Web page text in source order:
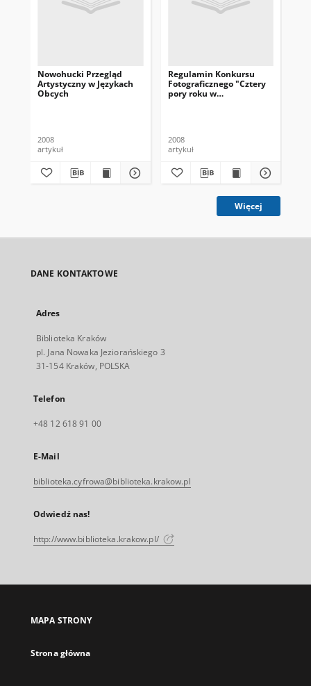
Nowohucki Przegląd
Artystyczny w Językach
Obcych
2008
artykuł
Regulamin Konkursu
Fotograficznego "Cztery
pory roku w
2008
artykuł
Więcej
DANE KONTAKTOWE
Adres
Biblioteka Kraków
pl. Jana Nowaka Jeziorańskiego 3
31-154 Kraków, POLSKA
Telefon
+48 12 618 91 00
E-Mail
biblioteka.cyfrowa@biblioteka.krakow.pl
Odwiedź nas!
http://www.biblioteka.krakow.pl/
MAPA STRONY
Strona główna